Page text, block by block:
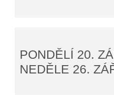
PONDĚLÍ 20.
NEDĚLE 26.